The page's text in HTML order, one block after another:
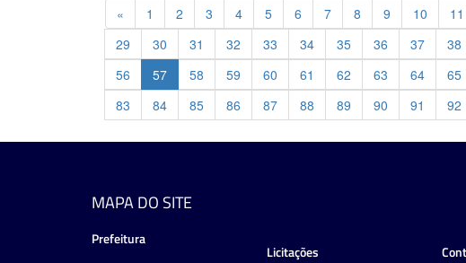
« Previous
1 2 3 4 5 6 7 8 9 10 11
29
30 31 32 33 34 35 36 37 38
56
57 58 59 60 61 62 63 64 65
83
84 85 86 87 88 89 90 91 92
MAPA DO SITE
Prefeitura
Licitações